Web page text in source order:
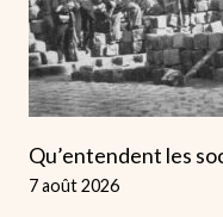
Qu’entendent les
7 août 2026